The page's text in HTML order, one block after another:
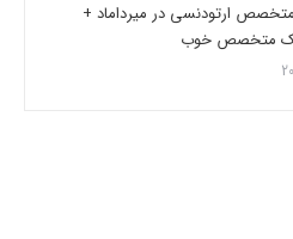
ارتودنسی در میرداماد +
یک متخصص خوب